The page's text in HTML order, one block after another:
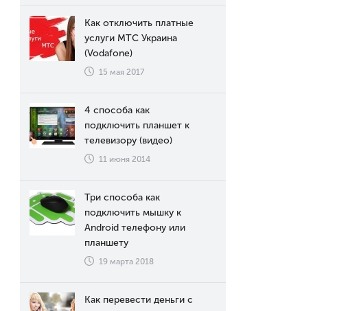
Как отключить платные
услуги МТС Украина
(Vodafone)
15 мая 2017
4 способа как
подключить планшет к
телевизору (видео)
11 июня 2014
Три способа как
подключить мышку к
Android телефону или
планшету
19 марта 2018
Как перевести деньги с